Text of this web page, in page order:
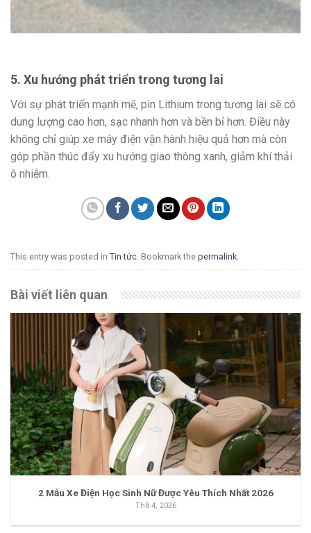
5. Xu hướng phát triển trong tương lai
Với sự phát triển mạnh mẽ, pin Lithium trong tương lai sẽ có
dung lượng cao hơn, sạc nhanh hơn và bền bỉ hơn. Điều này
không chỉ giúp xe máy điện vận hành hiệu quả hơn mà còn
góp phần thúc đẩy xu hướng giao thông xanh, giảm khí thải
ô nhiễm.
This entry was posted in Tin tức. Bookmark the permalink.
Bài viết liên quan
2 Mẫu Xe Điện Học Sinh Nữ Được Yêu Thích Nhất 2026
Th8 4, 2026